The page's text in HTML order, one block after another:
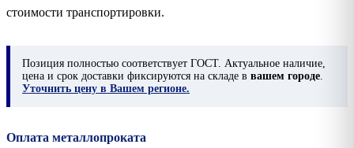
стоимости транспортировки.
Позиция полностью соответствует ГОСТ. Актуальное наличие,
цена и срок доставки фиксируются на складе в вашем городе
Уточнить цену в Вашем регионе.
Оплата металлопроката